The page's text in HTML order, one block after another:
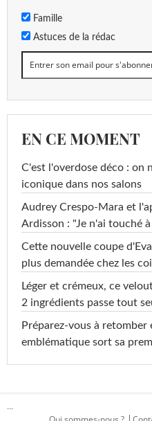
Famille
Astuces de la rédac
EN CE MOMENT
C'est l'overdose déco : on
iconique dans nos salons
Audrey Crespo-Mara et
Ardisson : "Je n'ai touché
Cette nouvelle coupe
plus demandée chez les
Léger et crémeux, ce
2 ingrédients passe tout
Préparez-vous à retomber
emblématique sort sa
...